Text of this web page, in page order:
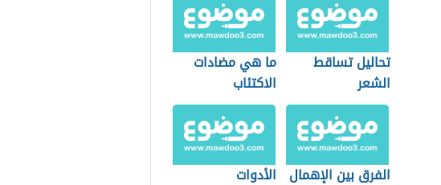
تحاليل تساقط
الشعر
ما هي مضادات
الاكتئاب
الفرق بين الإهمال الأدوات